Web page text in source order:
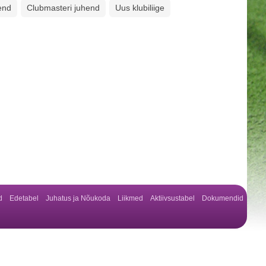
Clubmasteri juhend Uus klubiliige
Edetabel Juhatus ja Nõukoda Liikmed Aktiivsustabel
Dokumendid